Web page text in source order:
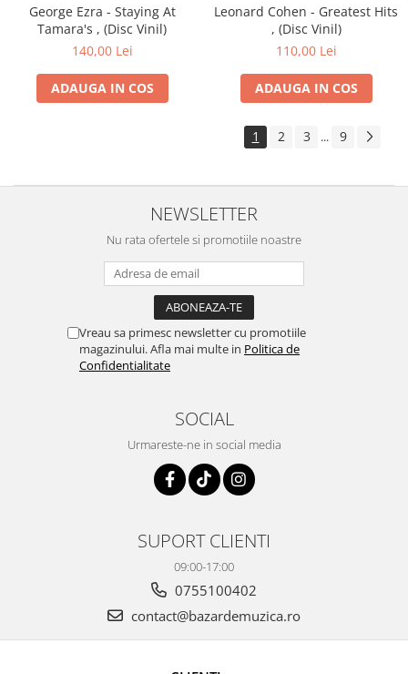
George Ezra - Staying At
Tamara's , (Disc Vinil)
140,00 Lei
ADAUGA IN COS
Leonard Cohen - Greatest Hits
, (Disc Vinil)
110,00 Lei
ADAUGA IN COS
1 2 3 ... 9
NEWSLETTER
Nu rata ofertele si promotiile noastre
Vreau sa primesc newsletter cu promotiile
magazinului. Afla mai multe in Politica de
Confidentialitate
SOCIAL
Urmareste-ne in social media
SUPORT CLIENTI
09:00-17:00
0755100402
contact@bazardemuzica.ro